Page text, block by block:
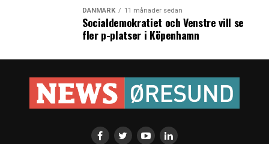
** Dagens Industris uppskattning av
investeringsbolopp, RWE anger inga uppskattade siffror
LÄS OCKSÅ:
vindkraftsutbyggnaden kring Bornholm – intervju med
DANMARK 11 månader sedan
Socialdemokratiet och Venstre vill se
fler p-platser i Köpenhamn